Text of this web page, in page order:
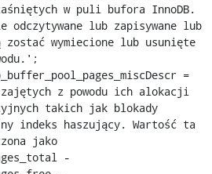
w puli bufora InnoDB.
lub zapisywane lub
wymiecione lub usunięte
=
z powodu ich alokacji
takich jak blokady
indeks haszujący. Wartość ta
jako
-